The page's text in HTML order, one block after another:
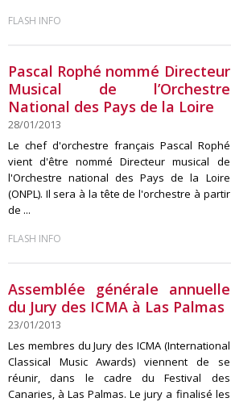
FLASH INFO
Pascal Rophé nommé Directeur
Musical de l’Orchestre
National des Pays de la Loire
28/01/2013
Le chef d'orchestre français Pascal Rophé
vient d'être nommé Directeur musical de
l'Orchestre national des Pays de la Loire
(ONPL). Il sera à la tête de l'orchestre à partir
de ...
FLASH INFO
Assemblée générale annuelle
du Jury des ICMA à Las Palmas
23/01/2013
Les membres du Jury des ICMA (International
Classical Music Awards) viennent de se
réunir, dans le cadre du Festival des
Canaries, à Las Palmas. Le jury a finalisé les